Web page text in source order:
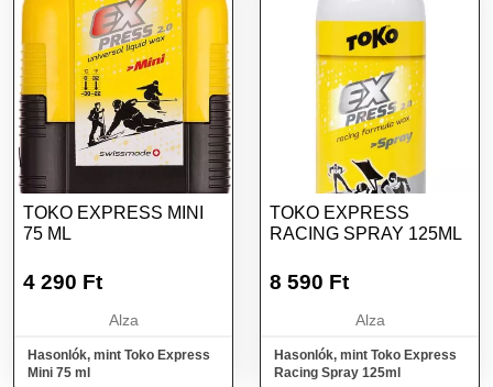
TOKO EXPRESS MINI
75 ML
4 290 Ft
Alza
Hasonlók, mint Toko Express
Mini 75 ml
TOKO EXPRESS
RACING SPRAY 125ML
8 590 Ft
Alza
Hasonlók, mint Toko Express
Racing Spray 125ml